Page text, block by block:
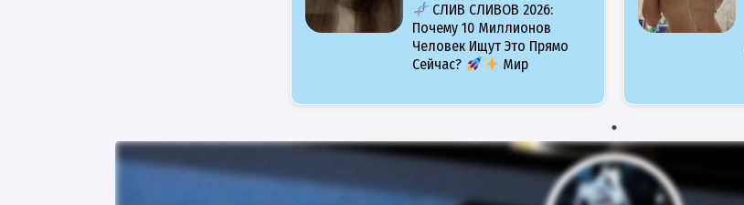
СЛИВ СЛИВОВ 2026:
Почему 10 Миллионов
Человек Ищут Это Прямо
Сейчас?
Мир